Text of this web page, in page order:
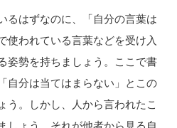
るはずなのに、「自分の言葉は
使われている言葉などを受け入
姿勢を持ちましょう。ここで書
自分は当てはまらない」とこの
う。しかし、人から言われたこ
しょう。それが他者から見る自